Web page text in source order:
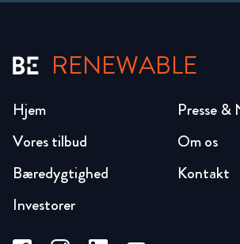
RENEWABLE
Hjem
Vores tilbud
Bæredygtighed
Investorer
Presse &
Om os
Kontakt